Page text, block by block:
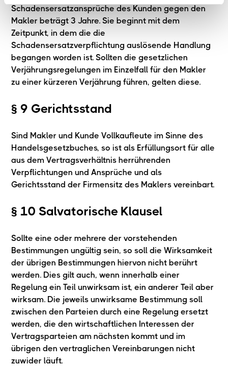
Schadensersatzansprüche des Kunden gegen den
Makler beträgt 3 Jahre. Sie beginnt mit dem
Zeitpunkt, in dem die die
Schadensersatzverpflichtung auslösende Handlung
begangen worden ist. Sollten die gesetzlichen
Verjährungsregelungen im Einzelfall für den Makler
zu einer kürzeren Verjährung führen, gelten diese.
§ 9 Gerichtsstand
Sind Makler und Kunde Vollkaufleute im Sinne des
Handelsgesetzbuches, so ist als Erfüllungsort für alle
aus dem Vertragsverhältnis herrührenden
Verpflichtungen und Ansprüche und als
Gerichtsstand der Firmensitz des Maklers vereinbart.
§ 10 Salvatorische Klausel
Sollte eine oder mehrere der vorstehenden
Bestimmungen ungültig sein, so soll die Wirksamkeit
der übrigen Bestimmungen hiervon nicht berührt
werden. Dies gilt auch, wenn innerhalb einer
Regelung ein Teil unwirksam ist, ein anderer Teil aber
wirksam. Die jeweils unwirksame Bestimmung soll
zwischen den Parteien durch eine Regelung ersetzt
werden, die den wirtschaftlichen Interessen der
Vertragsparteien am nächsten kommt und im
übrigen den vertraglichen Vereinbarungen nicht
zuwider läuft.